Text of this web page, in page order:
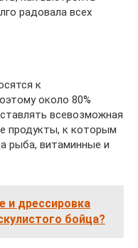
радовала всех
к
около 80%
всевозможная
продукты, к которым
рыба, витаминные и
и дрессировка
бойца?